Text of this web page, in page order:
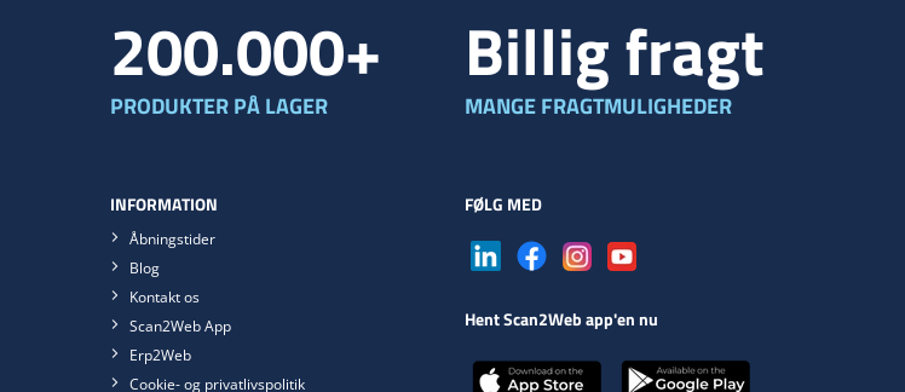
200.000+
PRODUKTER PÅ LAGER
Billig fragt
MANGE FRAGTMULIGHEDER
INFORMATION
Åbningstider
Blog
Kontakt os
Scan2Web App
Erp2Web
Cookie- og privatlivspolitik
FØLG MED
Hent Scan2Web app'en nu